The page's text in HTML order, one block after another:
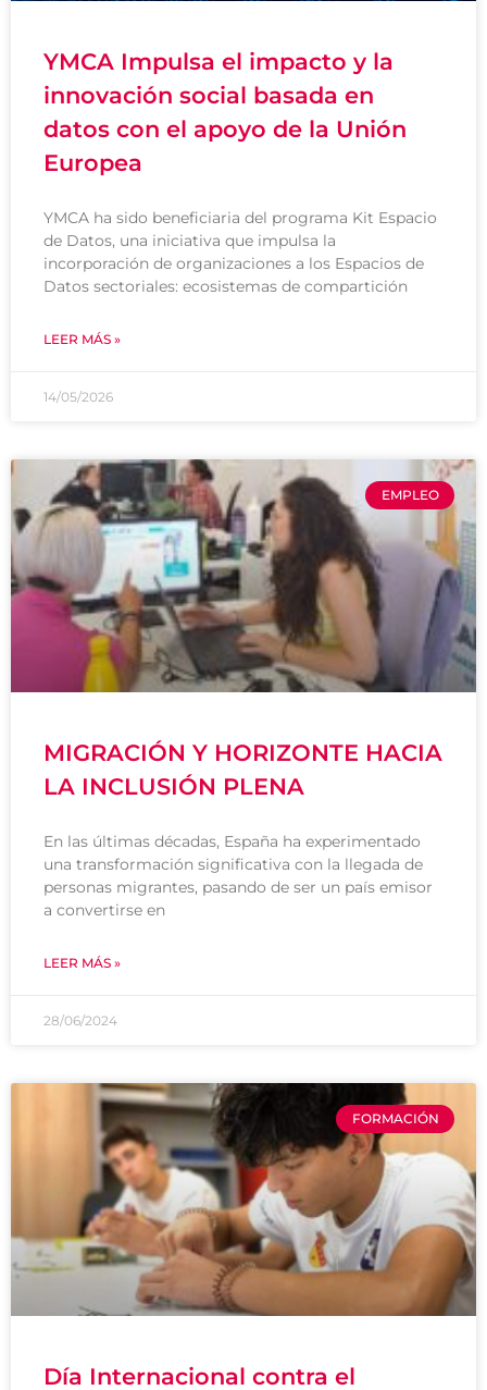
YMCA Impulsa el impacto y la
innovación social basada en
datos con el apoyo de la Unión
Europea
YMCA ha sido beneficiaria del programa Kit Espacio
de Datos, una iniciativa que impulsa la
incorporación de organizaciones a los Espacios de
Datos sectoriales: ecosistemas de compartición
LEER MÁS »
14/05/2026
EMPLEO
MIGRACIÓN Y HORIZONTE HACIA
LA INCLUSIÓN PLENA
En las últimas décadas, España ha experimentado
una transformación significativa con la llegada de
personas migrantes, pasando de ser un país emisor
a convertirse en
LEER MÁS »
28/06/2024
FORMACIÓN
Día Internacional contra el